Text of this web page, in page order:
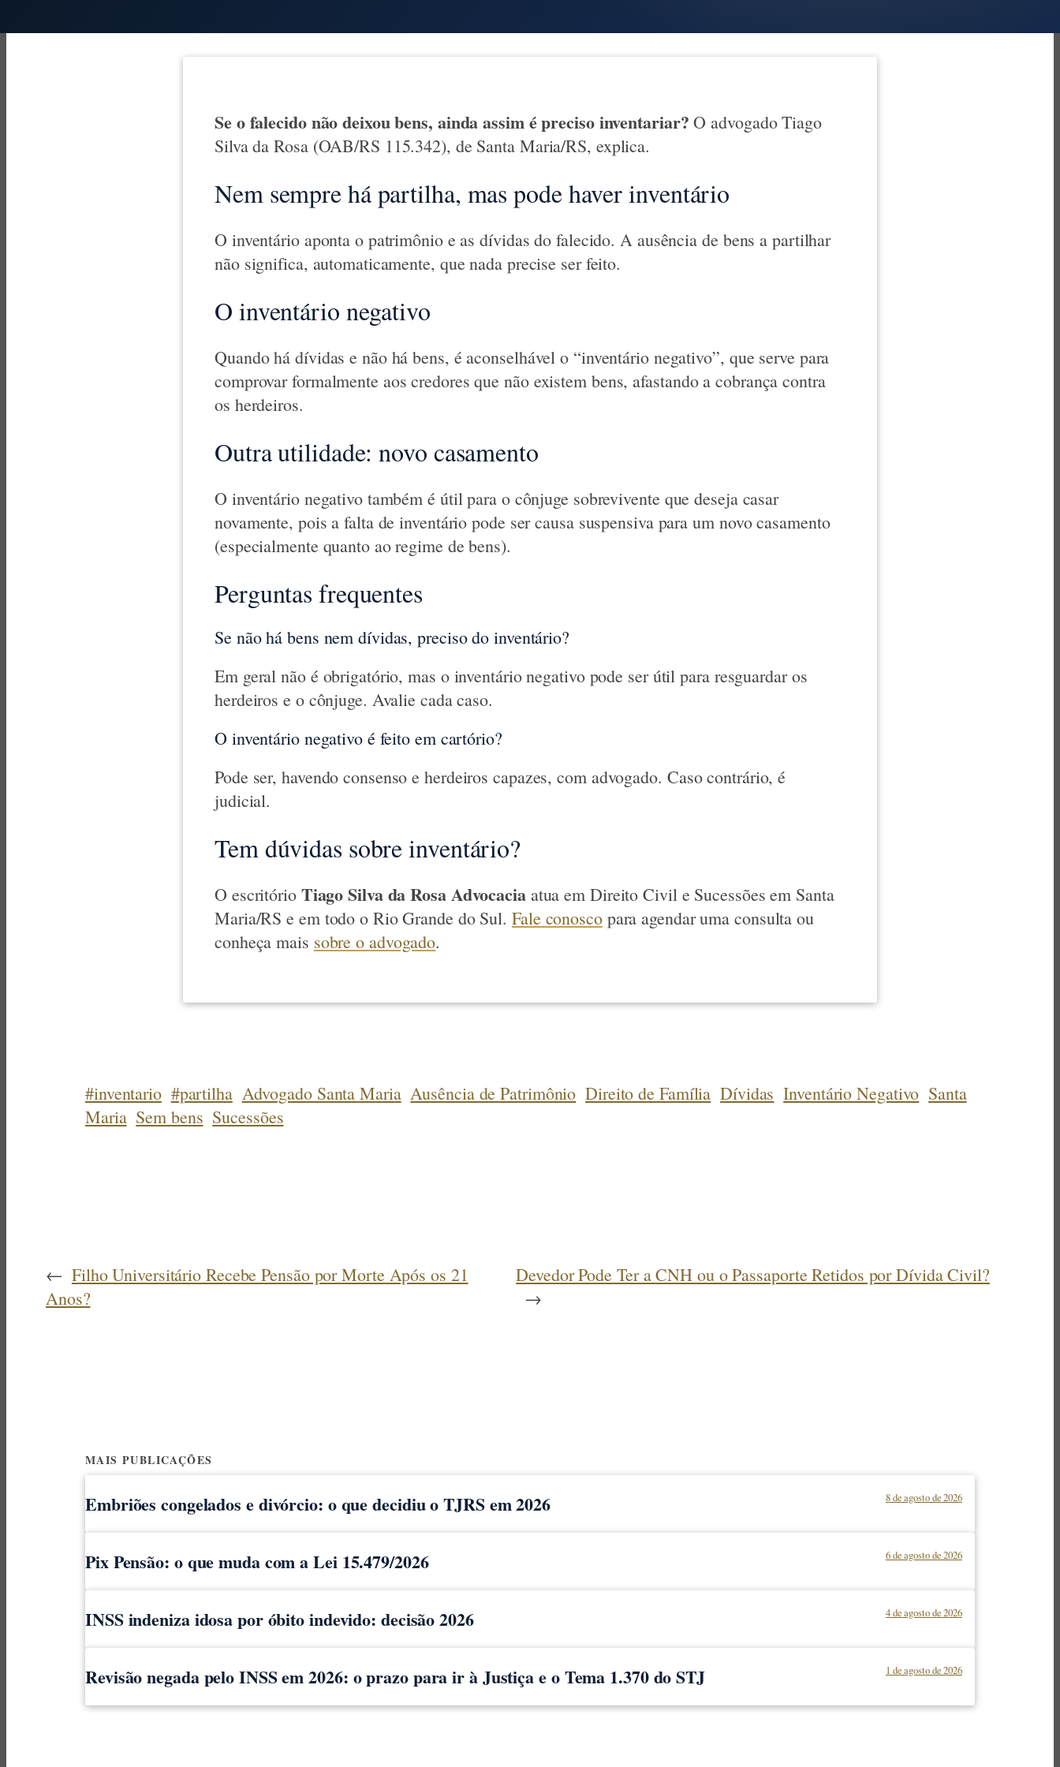
Se o falecido não deixou bens, ainda assim é preciso inventariar? O advogado Tiago
Silva da Rosa (OAB/RS 115.342), de Santa Maria/RS, explica.
Nem sempre há partilha, mas pode haver inventário
O inventário aponta o patrimônio e as dívidas do falecido. A ausência de bens a partilhar
não significa, automaticamente, que nada precise ser feito.
O inventário negativo
Quando há dívidas e não há bens, é aconselhável o “inventário negativo”, que serve para
comprovar formalmente aos credores que não existem bens, afastando a cobrança contra
os herdeiros.
Outra utilidade: novo casamento
O inventário negativo também é útil para o cônjuge sobrevivente que deseja casar
novamente, pois a falta de inventário pode ser causa suspensiva para um novo casamento
(especialmente quanto ao regime de bens).
Perguntas frequentes
Se não há bens nem dívidas, preciso do inventário?
Em geral não é obrigatório, mas o inventário negativo pode ser útil para resguardar os
herdeiros e o cônjuge. Avalie cada caso.
O inventário negativo é feito em cartório?
Pode ser, havendo consenso e herdeiros capazes, com advogado. Caso contrário, é
judicial.
Tem dúvidas sobre inventário?
O escritório Tiago Silva da Rosa Advocaciaatua em Direito Civil e Sucessões em Santa
Maria/RS e em todo o Rio Grande do Sul. Fale conoscopara agendar uma consulta ou
conheça mais sobre o advogado.
#inventario #partilha Advogado Santa Maria Ausência de Patrimônio Direito de Família Dívidas Inventário Negativo Santa
Maria Sem bens Sucessões
← Filho Universitário Recebe Pensão por Morte Após os 21
Anos?
Devedor Pode Ter a CNH ou o Passaporte Retidos por Dívida Civil?
→
MAIS PUBLICAÇÕES
Embriões congelados e divórcio: o que decidiu o TJRS em 2026 8 de agosto de 2026
Pix Pensão: o que muda com a Lei 15.479/2026 6 de agosto de 2026
INSS indeniza idosa por óbito indevido: decisão 2026 4 de agosto de 2026
Revisão negada pelo INSS em 2026: o prazo para ir à Justiça e o Tema 1.370 do STJ 1 de agosto de 2026